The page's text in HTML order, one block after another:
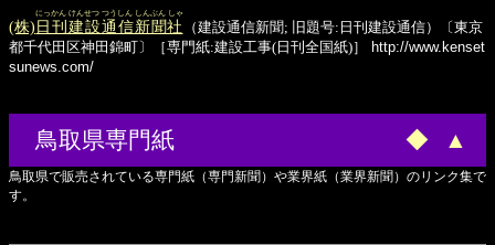
(株)日刊建設通信新聞社
にっかん けんせつ つうしん しんぶん しゃ
（建設通信新聞; 旧題号:日刊建設通信）〔東京
都千代田区神田錦町〕［専門紙:建設工事(日刊全国紙)］
http://www.kenset
sunews.com/
鳥取県専門紙 ◆ ▲
鳥取県で販売されている専門紙（専門新聞）や業界紙（業界新聞）のリンク集で
す。